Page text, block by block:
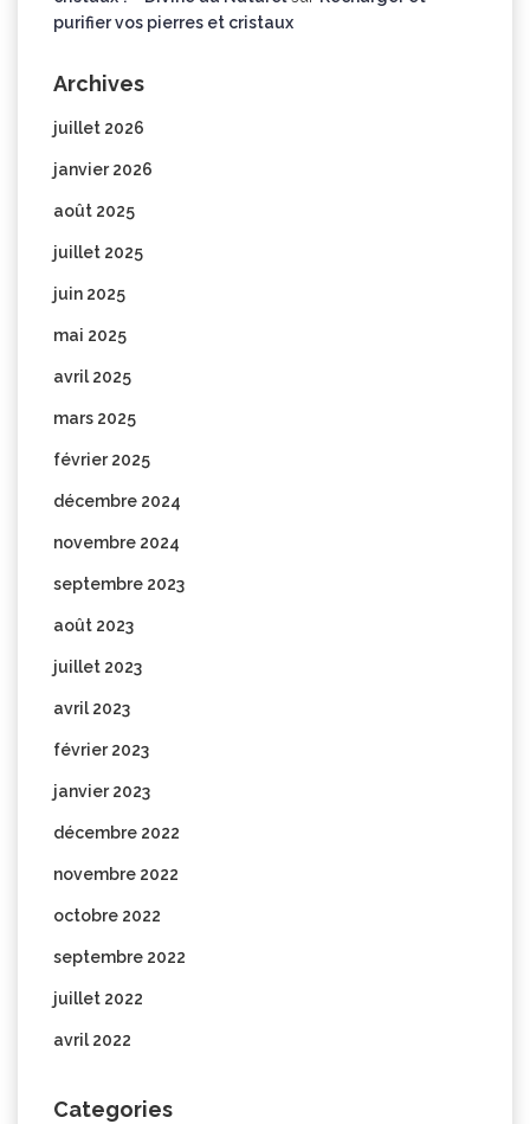
purifier vos pierres et cristaux
Archives
juillet 2026
janvier 2026
août 2025
juillet 2025
juin 2025
mai 2025
avril 2025
mars 2025
février 2025
décembre 2024
novembre 2024
septembre 2023
août 2023
juillet 2023
avril 2023
février 2023
janvier 2023
décembre 2022
novembre 2022
octobre 2022
septembre 2022
juillet 2022
avril 2022
Categories